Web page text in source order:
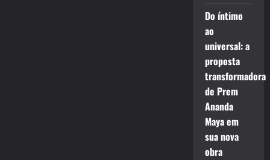
Do íntimo
ao
universal: a
proposta
transformadora
de Prem
Ananda
Maya em
sua nova
obra